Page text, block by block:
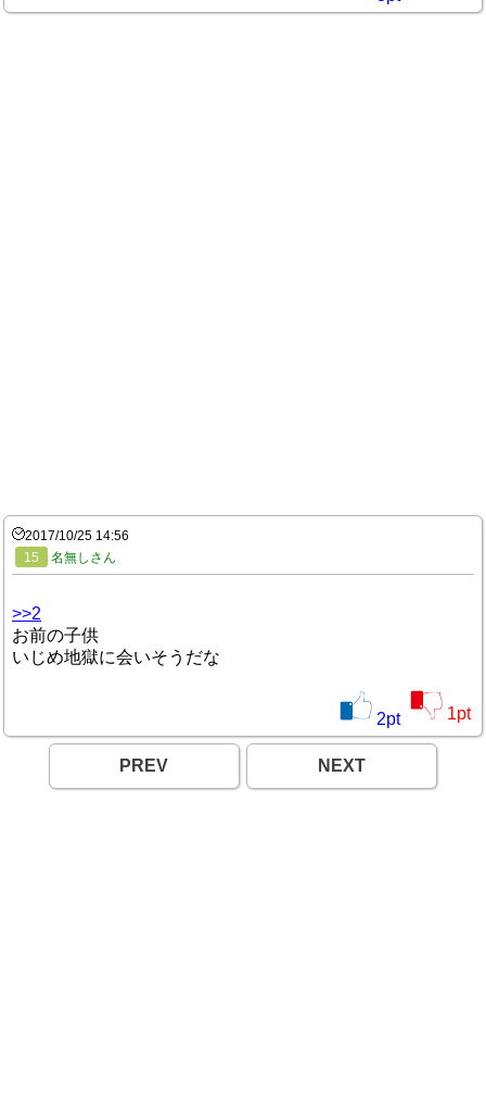
2017/10/25 14:56
15
名無しさん
>>2
お前の子供
いじめ地獄に会いそうだな
2pt 1pt
PREV NEXT